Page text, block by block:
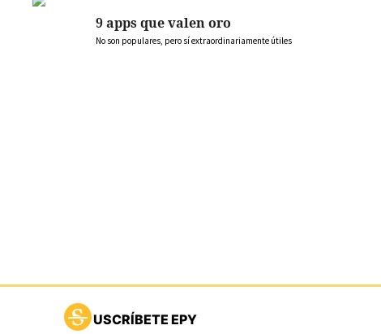
9 apps que valen oro
No son populares, pero sí extraordinariamente útiles
USCRÍBETE EPY